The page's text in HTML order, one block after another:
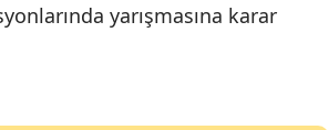
yarışmasına karar